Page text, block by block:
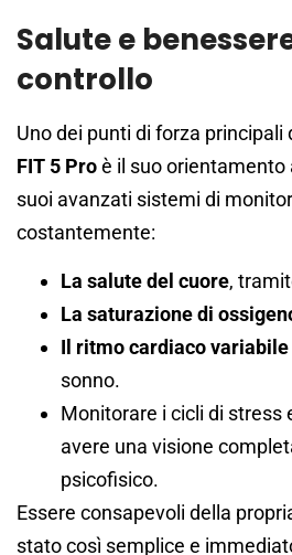
Salute e
controllo
Uno dei punti di forza principali
FIT 5 Proè il suo orientamento
suoi avanzati sistemi di
costantemente:
La salute del cuore,
La saturazione di
Il ritmo cardiaco variabile
sonno.
Monitorare i cicli di stress
avere una visione
psicofisico.
Essere consapevoli della
stato così semplice e